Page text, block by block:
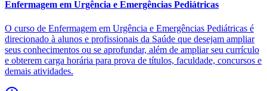
Enfermagem em Urgência e Emergências Pediátricas
O curso de Enfermagem em Urgência e Emergências Pediátricas é
direcionado à alunos e profissionais da Saúde que desejam ampliar
seus conhecimentos ou se aprofundar, além de ampliar seu currículo
e obterem carga horária para prova de títulos, faculdade, concursos e
demais atividades.